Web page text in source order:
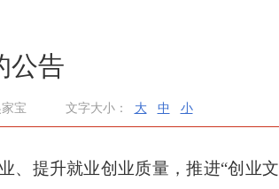
公告
宝 文字大小： 大 中 小
、提升就业创业质量，推进“创业文